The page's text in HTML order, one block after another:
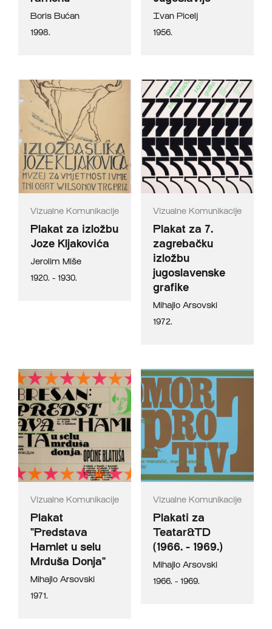
Boris Bućan
1998.
Ivan Picelj
1956.
Vizualne Komunikacije
Plakat za izložbu
Joze Kljakovića
Jerolim Miše
1920. - 1930.
Vizualne Komunikacije
Plakat za 7.
zagrebačku
izložbu
jugoslavenske
grafike
Mihajlo Arsovski
1972.
Vizualne Komunikacije
Plakat
"Predstava
Hamlet u selu
Mrduša Donja"
Mihajlo Arsovski
1971.
Vizualne Komunikacije
Plakati za
Teatar&TD
(1966. - 1969.)
Mihajlo Arsovski
1966. - 1969.